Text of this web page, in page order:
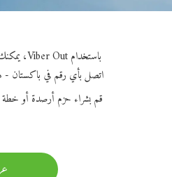
باستخدام Viber Out، يمكنك إجراء مكالمات عالية الجودة إلى باكستان من بورتو ريكو.
اتصل بأي رقم في باكستان - هاتف
قم بشراء حزم أرصدة أو خطة